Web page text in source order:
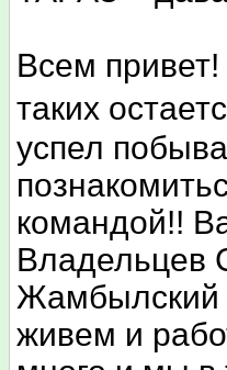
Всем
таких
успел
командой!!
Владельцев
живем и